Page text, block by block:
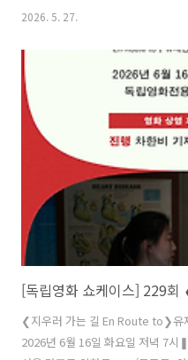
아래 3편의 작품을 선정하였습니다
〈돌아온 금자씨〉는 배움과 가르
영향을 주고받는 과정임을 따뜻하
아냈습니다. 〈칠순 게스트, 순자
의 몸과 삶을 새롭게 이해하고 배
의미를 섬세하게 보여주었습니다
실 이후의 회복 과..
2026. 5. 27.
❮지우러 가는 길 En Route to❯유
2026년 6월 16일 화요일 저녁 7시